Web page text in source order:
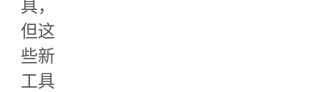
具，
但这
些新
工具